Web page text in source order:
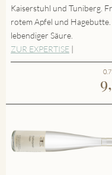
Kaiserstuhl und Tuniberg.
rotem Apfel und
lebendiger Säure.
ZUR EXPERTISE |